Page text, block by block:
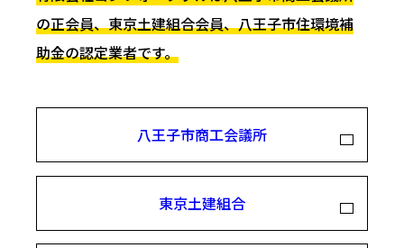
の正会員、東京土建組合会員、八王子市住環境補
助金の認定業者です。
八王子市商工会議所
東京土建組合